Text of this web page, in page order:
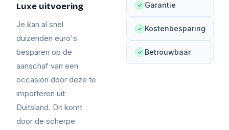
Luxe uitvoering
Je kan al snel
duizenden euro's
besparen op de
aanschaf van een
occasion door deze te
importeren uit
Duitsland. Dit komt
door de scherpe
✓ Garantie
✓ Kostenbesparing
✓ Betrouwbaar